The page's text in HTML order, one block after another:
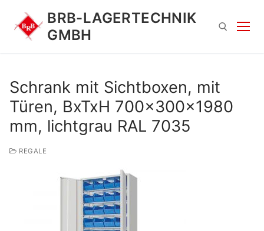
Inhalt
springen
BRB-LAGERTECHNIK
GMBH
Schrank mit Sichtboxen, mit
Türen, BxTxH 700x300x1980
mm, lichtgrau RAL 7035
REGALE